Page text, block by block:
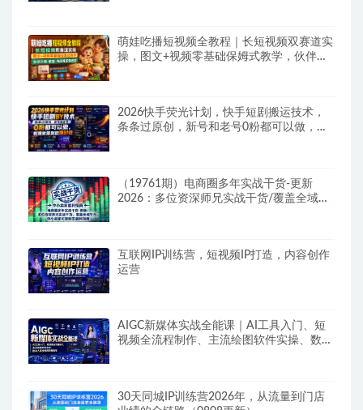
萌娃吃播短视频全教程｜长短视频双赛道实
操，图文+视频零基础保姆式教学，伙伴计
2026快手荧光计划，快手短剧搬运技术，
条条过原创，新号和老号0粉都可以做，有
（19761期）电商圈多年实战干货-更新
2026：多位资深师兄实战干货/覆盖全域平
互联网IP训练营，短视频IP打造，内容创作
运营
AIGC新媒体实战全能课｜AI工具入门、短
视频全流程制作、主流绘图软件实操、数字
30天同城IP训练营2026年，从流量到门店